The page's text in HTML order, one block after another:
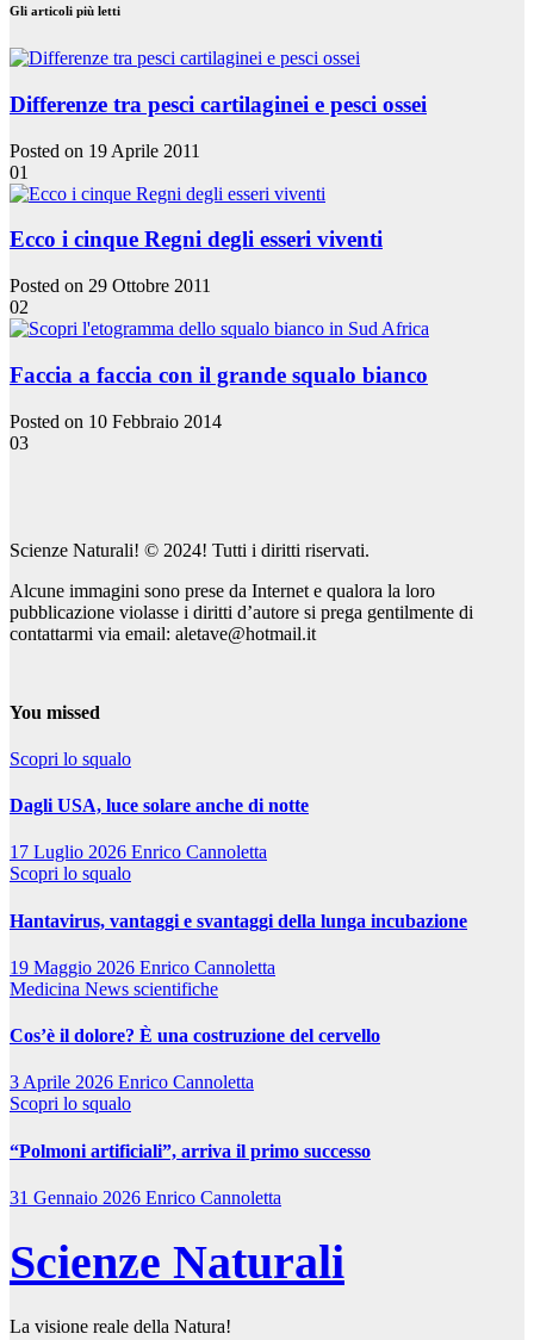
Gli articoli più letti
Differenze tra pesci cartilaginei e pesci ossei
Posted on 19 Aprile 2011
01
Ecco i cinque Regni degli esseri viventi
Posted on 29 Ottobre 2011
02
Faccia a faccia con il grande squalo bianco
Posted on 10 Febbraio 2014
03
Scienze Naturali! © 2024! Tutti i diritti riservati.
Alcune immagini sono prese da Internet e qualora la loro
pubblicazione violasse i diritti d’autore si prega gentilmente di
contattarmi via email: aletave@hotmail.it
You missed
Scopri lo squalo
Dagli USA, luce solare anche di notte
17 Luglio 2026 Enrico Cannoletta
Scopri lo squalo
Hantavirus, vantaggi e svantaggi della lunga incubazione
19 Maggio 2026 Enrico Cannoletta
Medicina News scientifiche
Cos’è il dolore? È una costruzione del cervello
3 Aprile 2026 Enrico Cannoletta
Scopri lo squalo
“Polmoni artificiali”, arriva il primo successo
31 Gennaio 2026 Enrico Cannoletta
Scienze Naturali
La visione reale della Natura!